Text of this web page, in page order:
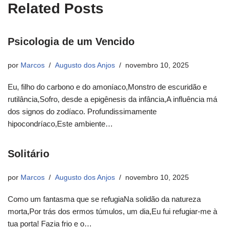
Related Posts
Psicologia de um Vencido
por Marcos Augusto dos Anjos novembro 10, 2025
Eu, filho do carbono e do amoníaco,Monstro de escuridão e
rutilância,Sofro, desde a epigênesis da infância,A influência má
dos signos do zodíaco. Profundissimamente
hipocondríaco,Este ambiente…
Solitário
por Marcos Augusto dos Anjos novembro 10, 2025
Como um fantasma que se refugiaNa solidão da natureza
morta,Por trás dos ermos túmulos, um dia,Eu fui refugiar-me à
tua porta! Fazia frio e o…